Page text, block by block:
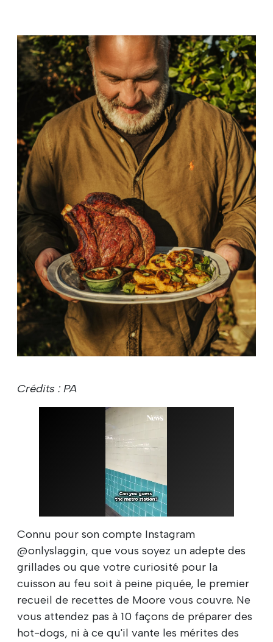
Crédits : PA
Connu pour son compte Instagram
@onlyslaggin, que vous soyez un adepte des
grillades ou que votre curiosité pour la
cuisson au feu soit à peine piquée, le premier
recueil de recettes de Moore vous couvre. Ne
vous attendez pas à 10 façons de préparer des
hot-dogs, ni à ce qu'il vante les mérites des